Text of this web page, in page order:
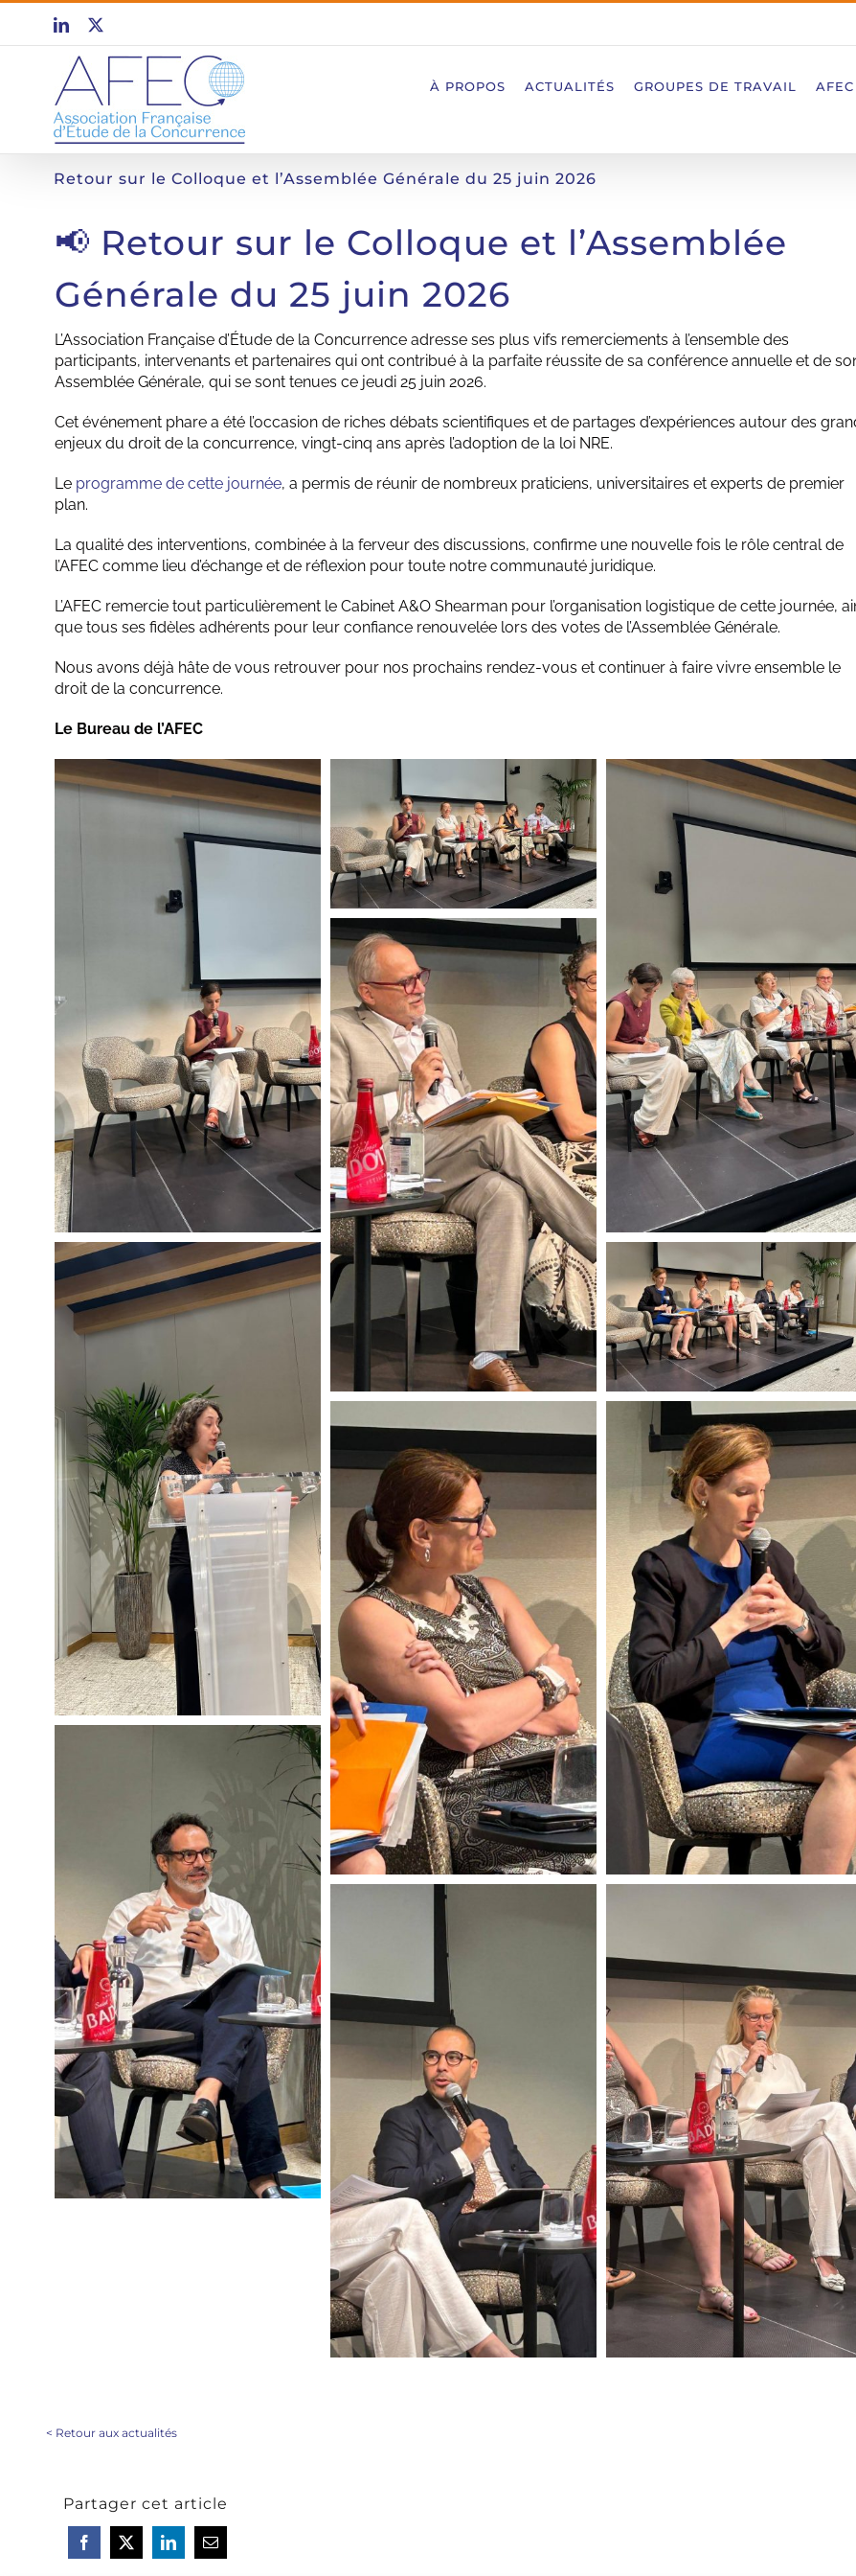
Passer
contenu
LinkedIn
X
À PROPOS ACTUALITÉS GROUPES DE TRAVAIL
Retour sur le Colloque et l’Assemblée Générale du 25 juin 2026
📢 Retour sur le Colloque et l’Assemblée
Générale du 25 juin 2026
L’Association Française d’Étude de la Concurrence adresse ses plus vifs remerciements à l’ensemble des
participants, intervenants et partenaires qui ont contribué à la parfaite réussite de sa conférence annuelle et de
Assemblée Générale, qui se sont tenues ce jeudi 25 juin 2026.
Cet événement phare a été l’occasion de riches débats scientifiques et de partages d’expériences autour des
enjeux du droit de la concurrence, vingt-cinq ans après l’adoption de la loi NRE.
Le programme de cette journée, a permis de réunir de nombreux praticiens, universitaires et experts de premier
plan.
La qualité des interventions, combinée à la ferveur des discussions, confirme une nouvelle fois le rôle central de
l’AFEC comme lieu d’échange et de réflexion pour toute notre communauté juridique.
L’AFEC remercie tout particulièrement le Cabinet A&O Shearman pour l’organisation logistique de cette journée,
que tous ses fidèles adhérents pour leur confiance renouvelée lors des votes de l’Assemblée Générale.
Nous avons déjà hâte de vous retrouver pour nos prochains rendez-vous et continuer à faire vivre ensemble le
droit de la concurrence.
Le Bureau de l’AFEC
< Retour aux actualités
Partager cet article